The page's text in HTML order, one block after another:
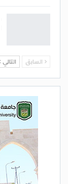
السابق التالي